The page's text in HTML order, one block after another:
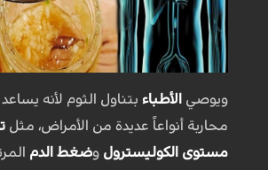
ويوصي الأطباءبتناول الثوم لأنه
محاربة أنواعاً عديدة من الأمراض، مثل
مستوى الكوليسترول وضغط الدم